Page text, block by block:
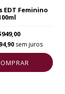
EDT Feminino
sem juros